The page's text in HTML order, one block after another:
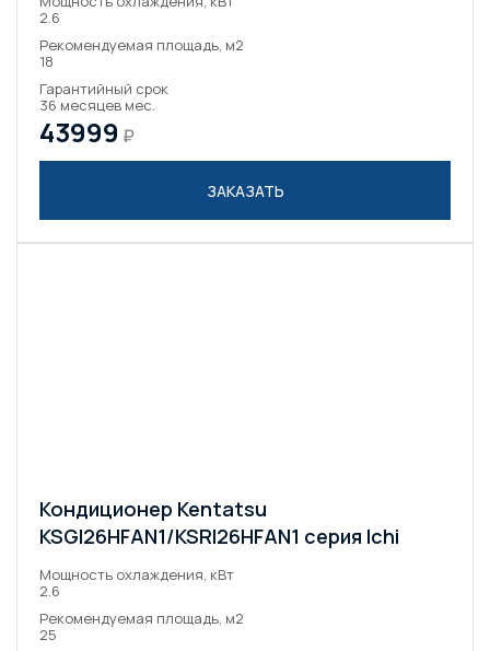
Кондиционер Kentatsu
KSGI26HFAN1/KSRI26HFAN1 серия Ichi
Мощность охлаждения, кВт
2.6
Рекомендуемая площадь, м2
25
2.6
Рекомендуемая площадь, м2
18
Гарантийный срок
36 месяцев мес.
43999 ₽
ЗАКАЗАТЬ